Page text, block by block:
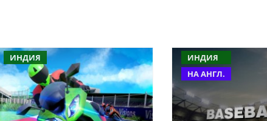
ИНДИЯ
ИНДИЯ
НА АНГЛ.